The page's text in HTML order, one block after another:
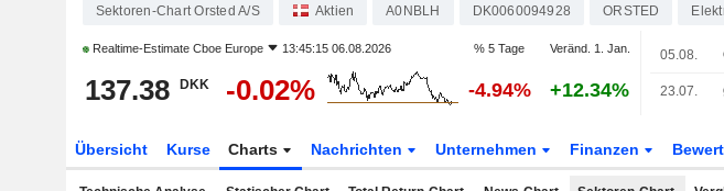
Sektoren-Chart Orsted A/S Aktien A0NBLH DK0060094928 ORSTED
Realtime-Estimate Cboe Europe 13:45:15 06.08.2026 % 5 Tage Veränd. 1. Jan.
137.38 DKK -0.02% -4.94% +12.34%
05.08.
23.07.
Übersicht Kurse Charts Nachrichten Unternehmen Finanzen